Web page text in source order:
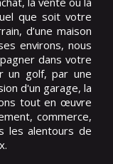
que soit votre
d’une maison
environs, nous
dans votre
un golf, par une
d'un garage, la
tout en œuvre
commerce,
les alentours de